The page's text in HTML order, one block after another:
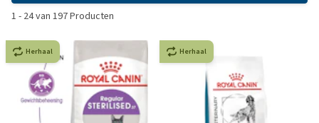
1 - 24van 197Producten
Herhaal Herhaal